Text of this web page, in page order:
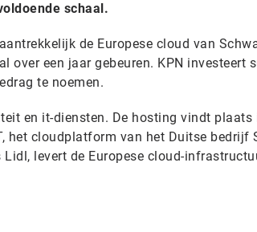
schaal.
de Europese cloud van
over een jaar gebeuren. KPN investeert
te noemen.
en it-diensten. De hosting vindt plaats
het cloudplatform van het Duitse bedrijf
levert de Europese cloud-